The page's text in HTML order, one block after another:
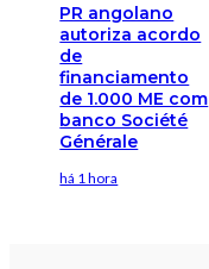
PR angolano
autoriza acordo
de
financiamento
de 1.000 ME com
banco Société
Générale
há 1 hora